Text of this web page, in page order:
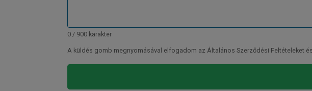
0 / 900 karakter
A küldés gomb megnyomásával elfogadom az Általános Szerződési Feltételeket